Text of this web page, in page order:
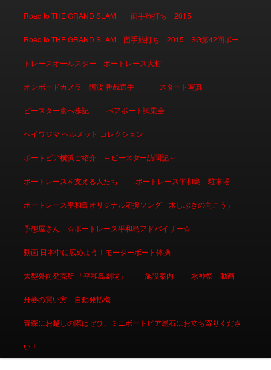
Road to THE GRAND SLAM 面手旅打ち 2015
Road to THE GRAND SLAM 面手旅打ち 2015 SG第42回ボー
トレースオールスター ボートレース大村
オンボードカメラ 阿波 勝哉選手 スタート写真
ピースター食べ歩記 ペアボート試乗会
ヘイワジマ ヘルメット コレクション
ボートピア横浜ご紹介 ～ピースター訪問記～
ボートレースを支える人たち ボートレース平和島 駐車場
ボートレース平和島オリジナル応援ソング「水しぶきの向こう」
予想屋さん ☆ボートレース平和島アドバイザー☆
動画 日本中に広めよう！モーターボート体操
大型外向発売所 「平和島劇場」 施設案内 水神祭 動画
舟券の買い方 自動発払機
青森にお越しの際はぜひ、ミニボートピア黒石にお立ち寄りくださ
い！